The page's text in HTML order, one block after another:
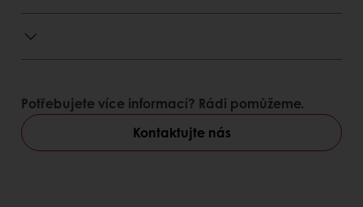
Potřebujete více informací? Rádi pomůžeme.
Kontaktujte nás